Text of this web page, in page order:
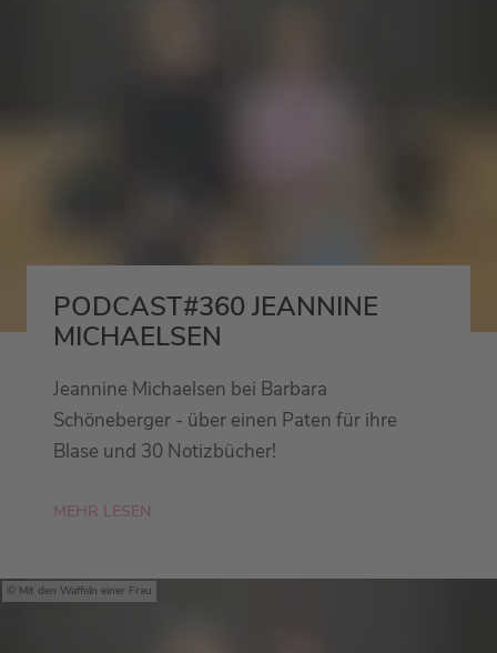
PODCAST#360 JEANNINE
MICHAELSEN
Jeannine Michaelsen bei Barbara
Schöneberger - über einen Paten für ihre
Blase und 30 Notizbücher!
MEHR LESEN
Mit den Waffeln einer Frau